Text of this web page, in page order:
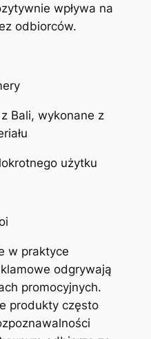
wpływa na
odbiorców.
Bali, wykonane z
użytku
w praktyce
odgrywają
promocyjnych.
produkty często